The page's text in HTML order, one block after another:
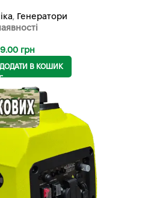
, Генератори
грн
ДОДАТИ В КОШИК